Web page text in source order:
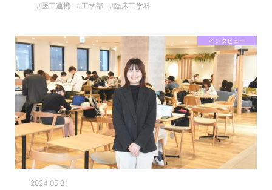
#医工連携
#工学部 #臨床工学科
インタビュー
2024.05.31